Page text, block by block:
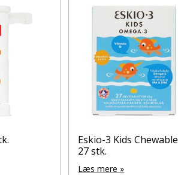
Eskio-3 Kids Chewable
27 stk.
Læs mere »